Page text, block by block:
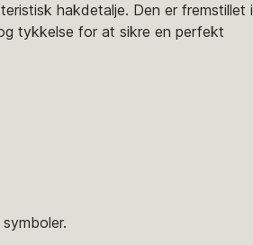
hakdetalje. Den er fremstillet i
tykkelse for at sikre en perfekt